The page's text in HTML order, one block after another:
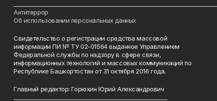
Антитеррор
Об использовании персональных данных
Свидетельство о регистрации средства массовой
информации ПИ № ТУ 02-01564 выданное Управлением
Федеральной службы по надзору в сфере связи,
информационных технологий и массовых коммуникаций по
Республике Башкортостан от 31 октября 2016 года.
Главный редактор: Горюхин Юрий Александрович